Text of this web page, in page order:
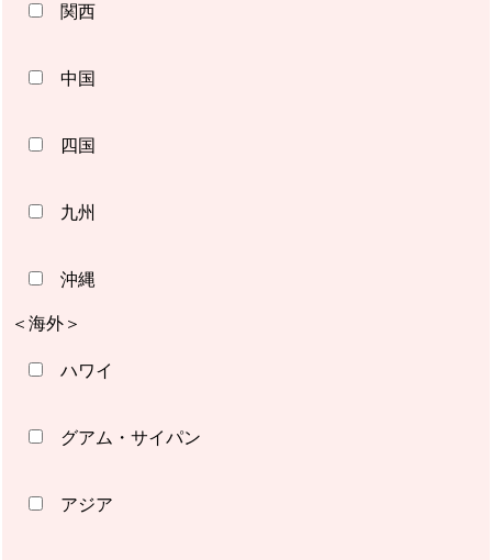
関西
中国
四国
九州
沖縄
＜海外＞
ハワイ
グアム・サイパン
アジア